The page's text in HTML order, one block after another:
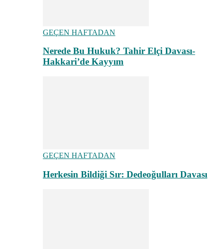
GEÇEN HAFTADAN
Nerede Bu Hukuk? Tahir Elçi Davası-
Hakkari’de Kayyım
GEÇEN HAFTADAN
Herkesin Bildiği Sır: Dedeoğulları Davası